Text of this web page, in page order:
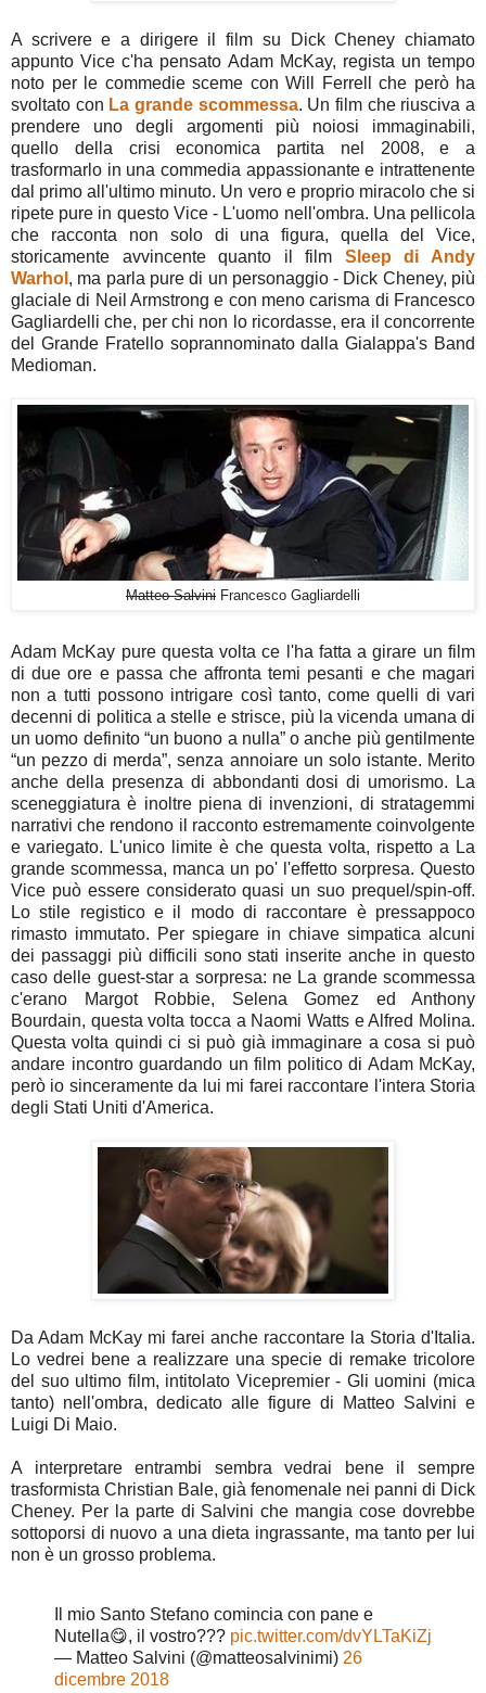
A scrivere e a dirigere il film su Dick Cheney chiamato
appunto Vice c'ha pensato Adam McKay, regista un tempo
noto per le commedie sceme con Will Ferrell che però ha
svoltato con La grande scommessa. Un film che riusciva a
prendere uno degli argomenti più noiosi immaginabili,
quello della crisi economica partita nel 2008, e a
trasformarlo in una commedia appassionante e intrattenente
dal primo all'ultimo minuto. Un vero e proprio miracolo che si
ripete pure in questo Vice - L'uomo nell'ombra. Una pellicola
che racconta non solo di una figura, quella del Vice,
storicamente avvincente quanto il film Sleep di Andy
Warhol , ma parla pure di un personaggio - Dick Cheney, più
glaciale di Neil Armstrong e con meno carisma di Francesco
Gagliardelli che, per chi non lo ricordasse, era il concorrente
del Grande Fratello soprannominato dalla Gialappa's Band
Medioman.
Matteo Salvini Francesco Gagliardelli
Adam McKay pure questa volta ce l'ha fatta a girare un film
di due ore e passa che affronta temi pesanti e che magari
non a tutti possono intrigare così tanto, come quelli di vari
decenni di politica a stelle e strisce, più la vicenda umana di
un uomo definito “un buono a nulla” o anche più gentilmente
“un pezzo di merda”, senza annoiare un solo istante. Merito
anche della presenza di abbondanti dosi di umorismo. La
sceneggiatura è inoltre piena di invenzioni, di stratagemmi
narrativi che rendono il racconto estremamente coinvolgente
e variegato. L'unico limite è che questa volta, rispetto a La
grande scommessa, manca un po' l'effetto sorpresa. Questo
Vice può essere considerato quasi un suo prequel/spin-off.
Lo stile registico e il modo di raccontare è pressappoco
rimasto immutato. Per spiegare in chiave simpatica alcuni
dei passaggi più difficili sono stati inserite anche in questo
caso delle guest-star a sorpresa: ne La grande scommessa
c'erano Margot Robbie, Selena Gomez ed Anthony
Bourdain, questa volta tocca a Naomi Watts e Alfred Molina.
Questa volta quindi ci si può già immaginare a cosa si può
andare incontro guardando un film politico di Adam McKay,
però io sinceramente da lui mi farei raccontare l'intera Storia
degli Stati Uniti d'America.
Da Adam McKay mi farei anche raccontare la Storia d'Italia.
Lo vedrei bene a realizzare una specie di remake tricolore
del suo ultimo film, intitolato Vicepremier - Gli uomini (mica
tanto) nell'ombra, dedicato alle figure di Matteo Salvini e
Luigi Di Maio.
A interpretare entrambi sembra vedrai bene il sempre
trasformista Christian Bale, già fenomenale nei panni di Dick
Cheney. Per la parte di Salvini che mangia cose dovrebbe
sottoporsi di nuovo a una dieta ingrassante, ma tanto per lui
non è un grosso problema.
Il mio Santo Stefano comincia con pane e
Nutella😋, il vostro??? pic.twitter.com/dvYLTaKiZj
— Matteo Salvini (@matteosalvinimi) 26
dicembre 2018